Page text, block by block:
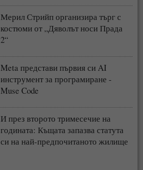
Мерил Стрийп организира търг с
костюми от „Дяволът носи Прада
2“
Meta представи първия си AI
инструмент за програмиране -
Muse Code
И през второто тримесечие на
годината: Къщата запазва статута
си на най-предпочитаното жилище